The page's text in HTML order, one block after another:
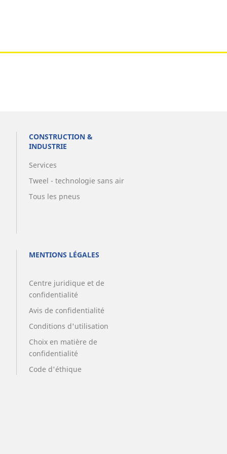
CONSTRUCTION &
INDUSTRIE
Services
Tweel - technologie sans air
Tous les pneus
MENTIONS LÉGALES
Centre juridique et de
confidentialité
Avis de confidentialité
Conditions d'utilisation
Choix en matière de
confidentialité
Code d'éthique